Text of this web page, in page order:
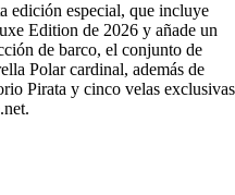
edición especial, que incluye
Edition de 2026 y añade un
de barco, el conjunto de
Polar cardinal, además de
Pirata y cinco velas exclusivas